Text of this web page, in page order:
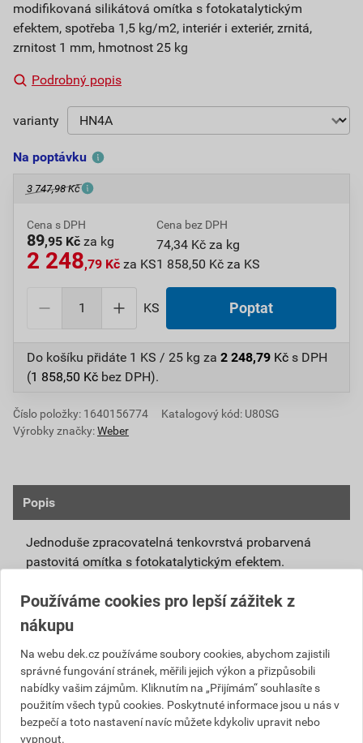
modifikovaná silikátová omítka s fotokatalytickým
efektem, spotřeba 1,5 kg/m2, interiér i exteriér, zrnitá,
zrnitost 1 mm, hmotnost 25 kg
Podrobný popis
varianty
Na poptávku
3 747,98 Kč
Cena s DPH
89,95 Kč za kg
2 248,79 Kč za KS
Cena bez DPH
74,34 Kč za kg
1 858,50 Kč za KS
KS Poptat
Do košíku přidáte 1 KS / 25 kg za 2 248,79 Kč s DPH
(1 858,50 Kč bez DPH).
Číslo položky: 1640156774
Katalogový kód: U80SG
Výrobky značky:Weber
Popis
Jednoduše zpracovatelná tenkovrstvá probarvená
pastovitá omítka s fotokatalytickým efektem.
Připravená k přímému použití se systémovou
penetrací weberpas podklad UNI nebo weberpas
podklad S.
Díky modifikovanému silikátovému pojivu má
omítka weberpas extraClean active vlastnosti
blízké silikátové omítce, není však tak citlivá na
klimatické podmínky při zpracování a zrání.
Unikátní receptura omítky weberpas extraClean
Používáme cookies pro lepší zážitek z
nákupu
Na webu dek.cz používáme soubory cookies, abychom zajistili
správné fungování stránek, měřili jejich výkon a přizpůsobili
nabídky vašim zájmům. Kliknutím na „Přijímám“ souhlasíte s
použitím všech typů cookies. Poskytnuté informace jsou u nás v
bezpečí a toto nastavení navíc můžete kdykoliv upravit nebo
vypnout.